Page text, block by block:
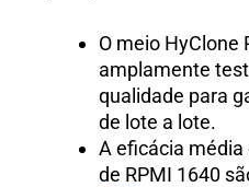
O meio HyClone
amplamente
qualidade para
de lote a lote.
A eficácia
de RPMI 1640